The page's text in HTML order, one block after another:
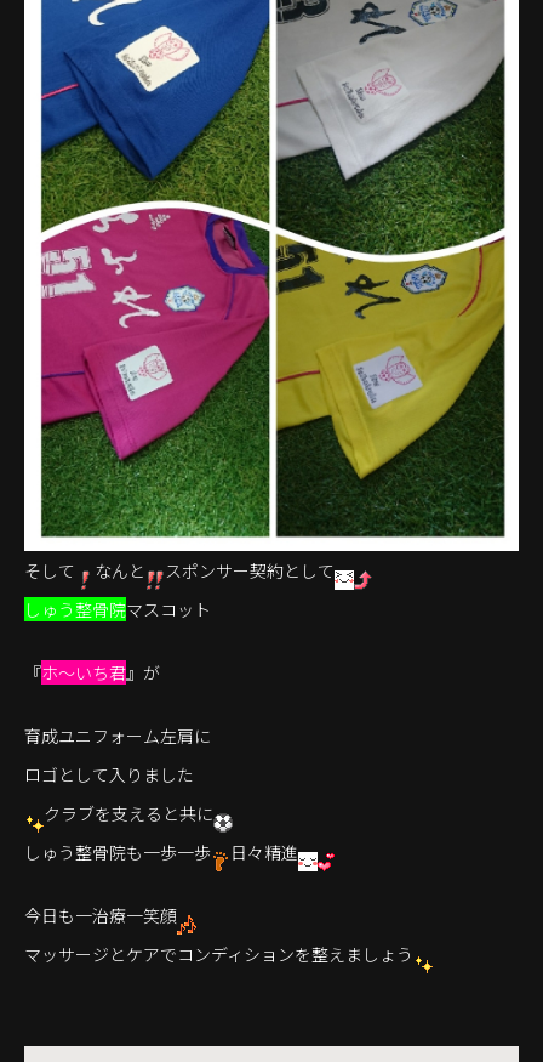
そして なんと
スポンサー契約として
しゅう整骨院マスコット
『ホ～いち君』が
育成ユニフォーム左肩に
ロゴとして入りました
クラブを支えると共に
しゅう整骨院も一歩一歩
日々精進
今日も一治療一笑顔
マッサージとケアでコンディションを整えましょう